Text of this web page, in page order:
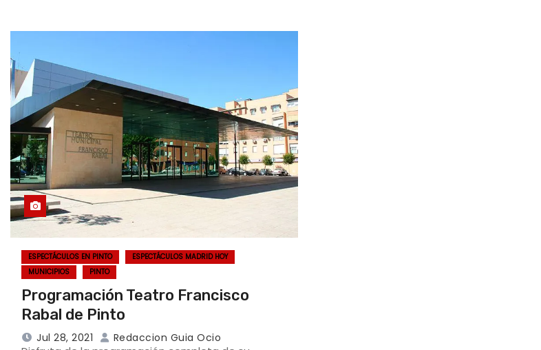
ESPECTÁCULOS EN PINTO
ESPECTÁCULOS MADRID HOY
MUNICIPIOS
PINTO
Programación Teatro Francisco
Rabal de Pinto
Jul 28, 2021 Redaccion Guia Ocio